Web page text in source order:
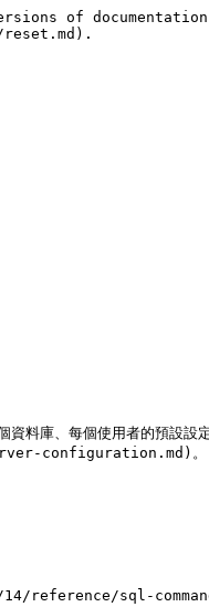
of documentation
料庫、每個使用者的預設設
configuration.md)。
reference/sql-